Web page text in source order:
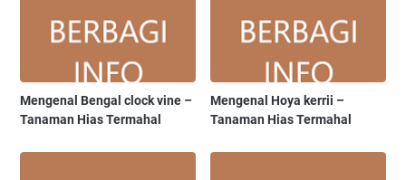
Mengenal Bengal clock vine –
Tanaman Hias Termahal
Mengenal Hoya kerrii –
Tanaman Hias Termahal